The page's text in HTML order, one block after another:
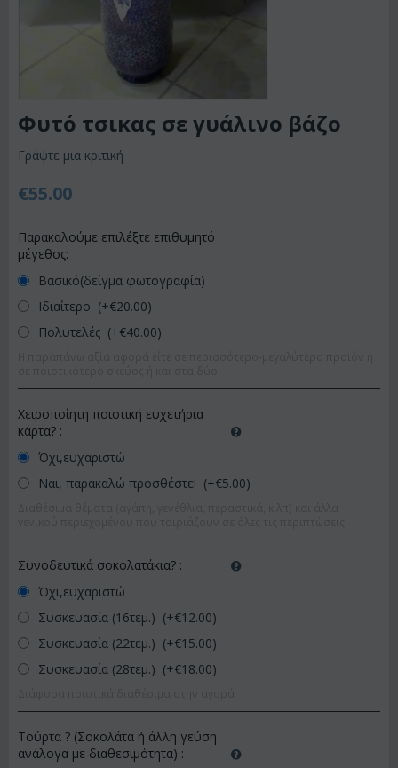
Φυτό τσικας σε γυάλινο βάζο
Γράψτε μια κριτική
€55.00
Παρακαλούμε επιλέξτε επιθυμητό
μέγεθος:
Βασικό(δείγμα φωτογραφία)
Ιδιαίτερο (+€20.00)
Πολυτελές (+€40.00)
Χειροποίητη ποιοτική ευχετήρια
κάρτα? :
Όχι,ευχαριστώ
Ναι, παρακαλώ προσθέστε! (+€5.00)
Συνοδευτικά σοκολατάκια? :
Όχι,ευχαριστώ
Συσκευασία (16τεμ.) (+€12.00)
Συσκευασία (22τεμ.) (+€15.00)
Συσκευασία (28τεμ.) (+€18.00)
Τούρτα ? (Σοκολάτα ή άλλη γεύση
ανάλογα με διαθεσιμότητα) :